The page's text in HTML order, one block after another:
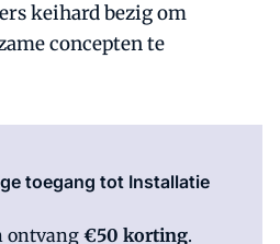
keihard bezig om
concepten te
toegang tot Installatie
ontvang €50 korting.